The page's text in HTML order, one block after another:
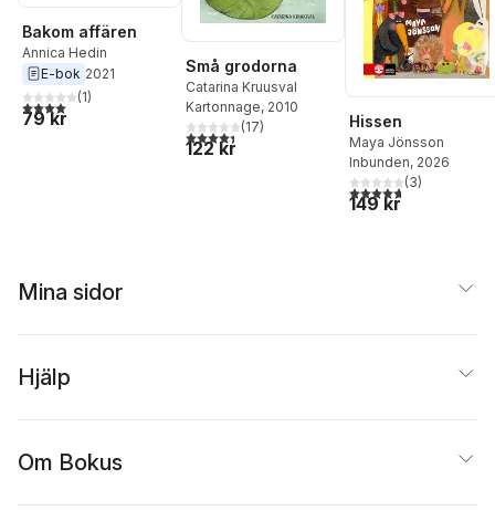
Bakom affären
Annica Hedin
E-bok 2021
4,0utav 5 stjärnor. Totalt antal röster:
(1)
79 kr
Små grodorna
Catarina Kruusval
Kartonnage, 2010
4,4utav 5 stjärnor. Totalt antal röster:
(17)
122 kr
Hissen
Maya Jönsson
Inbunden, 2026
4,7utav 5 stjärnor.
(3)
149 kr
Mina sidor
Hjälp
Om Bokus